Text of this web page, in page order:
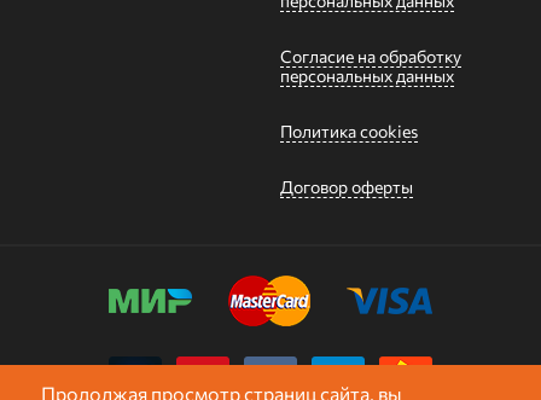
Согласие на обработку
персональных данных
Политика cookies
Договор оферты
Продолжая просмотр страниц сайта, вы